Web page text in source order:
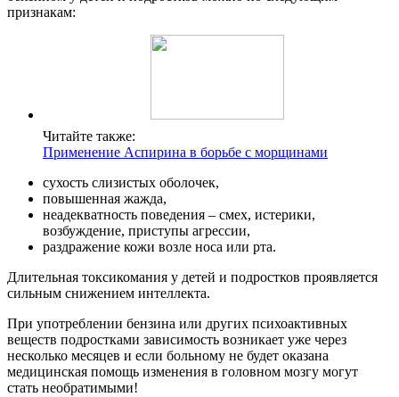
признакам:
Читайте также:
Применение Аспирина в борьбе с морщинами
сухость слизистых оболочек,
повышенная жажда,
неадекватность поведения – смех, истерики,
возбуждение, приступы агрессии,
раздражение кожи возле носа или рта.
Длительная токсикомания у детей и подростков проявляется
сильным снижением интеллекта.
При употреблении бензина или других психоактивных
веществ подростками зависимость возникает уже через
несколько месяцев и если больному не будет оказана
медицинская помощь изменения в головном мозгу могут
стать необратимыми!